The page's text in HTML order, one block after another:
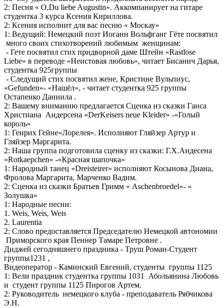
2: Песня « O,Du liebe Augustin». Аккомпанирует на гитаре
студентка 3 курса Ксения Кириллова.
2: Ксения исполнит для вас песню « Москау»
1: Ведущий: Немецкий поэт Иоганн Вольфганг Гёте посвятил
много своих стихотворений любимым женщинам:
- Гете посвятил стих придворной даме Штейн «Rastlose
Liebe» в переводе «Неистовая любовь», читает Бисанич Дарья,
студентка 925группы
- Следущий стих посвятил жене, Кристине Вульпиус,
«Gefunden»- «Нашёл», - читает студентка 925 группы
Остапенко Даниила .
2: Вашему вниманию предлагается Сценка из сказки Ганса
Христиана Андерсена «DerKeisers neue Kleider» -«Голый
король»
1: Генрих Гейне«Лорелея». Исполняют Гляйзер Артур и
Гляйзер Маргарита.
2: Наша группа подготовила сценку из сказки: Г.Х.Андесена
«Rotkaepchen» -«Красная шапочка»
1: Народный танец «Dreisteirer» исполняют Косынова Диана,
Фролова Маргарита, Марченко Вадим.
2: Сценка из сказки Братьев Гримм « Aschenbroedel»- «
Золушка»
1: Народные песни:
1. Weis, Weis, Weis
2. Laurentia
2: Слово предоставляется Председателю Немецкой автономии
Приморского края Пеннер Тамаре Петровне .
Диджей сегодняшнего праздника - Труш Роман-Студент
группы1231 ,
Видеоператор - Каминский Евгений, студенты группы 1125
1: Вели праздник студентка группы 1031 Абольянина Любовь
и студент группы 1125 Пирогов Артем.
2: Руководитель немецкого клуба - преподаватель Рябчикова
Э.Н.